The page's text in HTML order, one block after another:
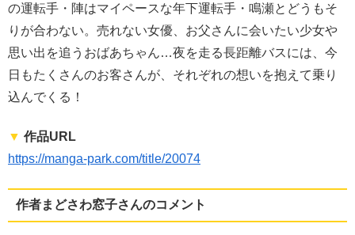
の運転手・陣はマイペースな年下運転手・鳴瀬とどうもそ
りが合わない。売れない女優、お父さんに会いたい少女や
思い出を追うおばあちゃん…夜を走る長距離バスには、今
日もたくさんのお客さんが、それぞれの想いを抱えて乗り
込んでくる！
▼ 作品URL
https://manga-park.com/title/20074
作者まどさわ窓子さんのコメント